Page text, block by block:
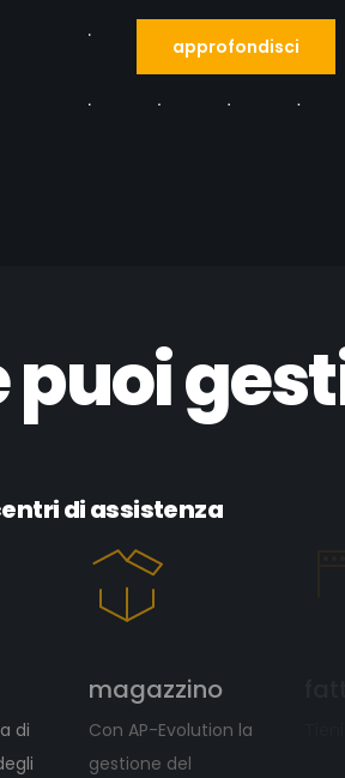
approfondisci
di assistenza
di
magazzino
Con AP-Evolution la
gestione del